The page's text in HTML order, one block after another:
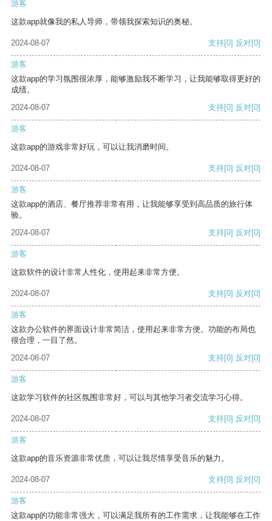
游客
这款app就像我的私人导师，带领我探索知识的奥秘。
2024-08-07 支持[0] 反对[0]
游客
这款app的学习氛围很浓厚，能够激励我不断学习，让我能够取得更好的
成绩。
2024-08-07
支持[0] 反对[0]
游客
这款app的游戏非常好玩，可以让我消磨时间。
2024-08-07 支持[0] 反对[0]
游客
这款app的酒店、餐厅推荐非常有用，让我能够享受到高品质的旅行体
验。
2024-08-07
支持[0] 反对[0]
游客
这款软件的设计非常人性化，使用起来非常方便。
2024-08-07 支持[0] 反对[0]
游客
这款办公软件的界面设计非常简洁，使用起来非常方便。功能的布局也
很合理，一目了然。
2024-08-07
支持[0] 反对[0]
游客
这款学习软件的社区氛围非常好，可以与其他学习者交流学习心得。
2024-08-07 支持[0] 反对[0]
游客
这款app的音乐资源非常优质，可以让我尽情享受音乐的魅力。
2024-08-07 支持[0] 反对[0]
游客
这款app的功能非常强大，可以满足我所有的工作需求，让我能够在工作